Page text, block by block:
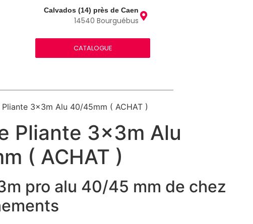
Calvados (14) près de Caen
14540 Bourguébus
CATALOGUE
Pliante 3x3m Alu 40/45mm ( ACHAT )
Pliante 3x3m Alu
( ACHAT )
pro alu 40/45 mm de chez